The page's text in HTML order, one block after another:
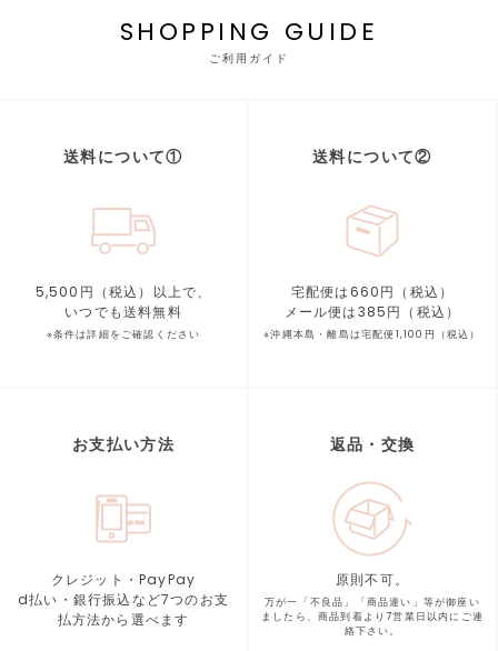
SHOPPING GUIDE
ご利用ガイド
送料について①
5,500円（税込）以上で、
いつでも送料無料
※条件は詳細をご確認ください
送料について②
宅配便は660円（税込）
メール便は385円（税込）
※沖縄本島・離島は宅配便1,100円（税込）
お支払い方法
クレジット・PayPay
d払い・銀行振込など7つのお支
払方法から選べます
返品・交換
原則不可。
万が一「不良品」「商品違い」等が御座い
ましたら、商品到着より7営業日以内にご連
絡下さい。